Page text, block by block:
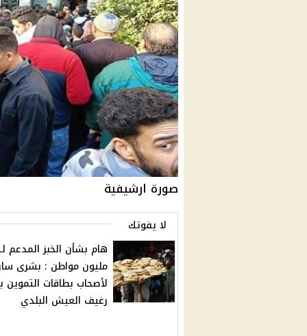
صورة ارشيفية
لا يفوتك
مليون مواطن : بشرى
لأصحاب بطاقات التموين
رغيف العيش البلدي